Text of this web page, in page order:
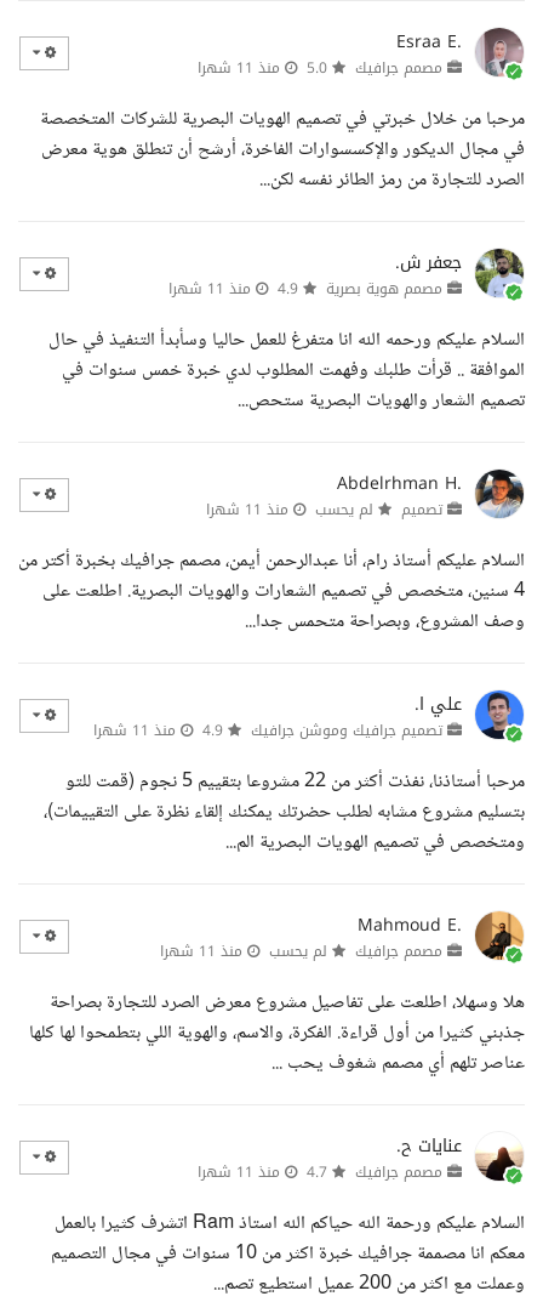
Esraa E.
مصمم جرافيك منذ 11 شهرا
مرحبا من خلال خبرتي في تصميم الهويات البصرية للشركات المتخصصة
في مجال الديكور والإكسسوارات الفاخرة، أرشح أن تنطلق هوية معرض
الصرد للتجارة من رمز الطائر نفسه لكن...
جعفر ش.
مصمم هوية بصرية منذ 11 شهرا
السلام عليكم ورحمه الله انا متفرغ للعمل حاليا وسأبدأ التنفيذ في حال
الموافقة .. قرأت طلبك وفهمت المطلوب لدي خبرة خمس سنوات في
تصميم الشعار والهويات البصرية ستحص...
Abdelrhman H.
تصميم لم يحسب منذ 11 شهرا
السلام عليكم أستاذ رام، أنا عبدالرحمن أيمن، مصمم جرافيك بخبرة أكتر من
4 سنين، متخصص في تصميم الشعارات والهويات البصرية. اطلعت على
وصف المشروع، وبصراحة متحمس جدا...
علي ا.
تصميم جرافيك وموشن جرافيك منذ 11 شهرا
مرحبا أستاذنا، نفذت أكثر من 22 مشروعا بتقييم 5 نجوم (قمت للتو
بتسليم مشروع مشابه لطلب حضرتك يمكنك إلقاء نظرة على التقييمات)،
ومتخصص في تصميم الهويات البصرية الم...
Mahmoud E.
مصمم جرافيك لم يحسب منذ 11 شهرا
هلا وسهلا، اطلعت على تفاصيل مشروع معرض الصرد للتجارة بصراحة
جذبني كثيرا من أول قراءة. الفكرة، والاسم، والهوية اللي بتطمحوا لها كلها
عناصر تلهم أي مصمم شغوف يحب ...
عنايات ح.
مصمم جرافيك منذ 11 شهرا
السلام عليكم ورحمة الله حياكم الله استاذ Ram اتشرف كثيرا بالعمل
معكم انا مصممة جرافيك خبرة اكثر من 10 سنوات في مجال التصميم
وعملت مع اكثر من 200 عميل استطيع تصم...